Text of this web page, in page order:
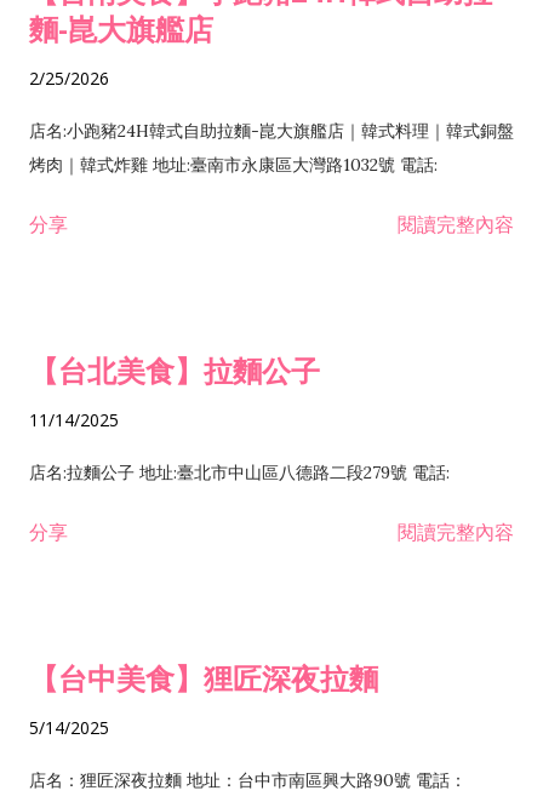
麵-崑大旗艦店
2/25/2026
店名:小跑豬24H韓式自助拉麵-崑大旗艦店｜韓式料理｜韓式銅盤
烤肉｜韓式炸雞 地址:臺南市永康區大灣路1032號 電話:
分享 閱讀完整內容
【台北美食】拉麵公子
11/14/2025
店名:拉麵公子 地址:臺北市中山區八德路二段279號 電話:
分享 閱讀完整內容
【台中美食】狸匠深夜拉麵
5/14/2025
店名：狸匠深夜拉麵 地址：台中市南區興大路90號 電話：